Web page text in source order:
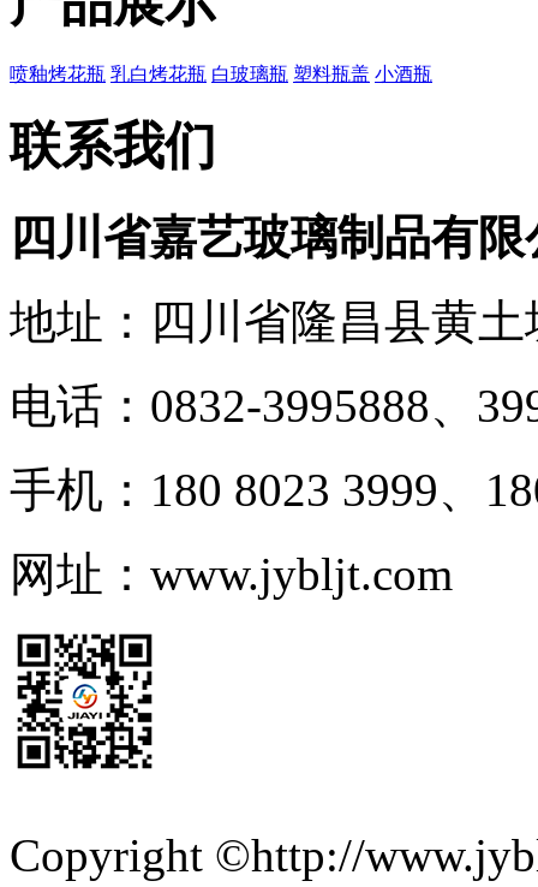
喷釉烤花瓶 乳白烤花瓶 白玻璃瓶 塑料瓶盖 小酒瓶
联系我们
四川省嘉艺玻璃制品有限
地址：四川省隆昌县黄
电话：0832-3995888、
手机：180 8023 3999、
网址：www.jybljt.com
Copyright ©http://